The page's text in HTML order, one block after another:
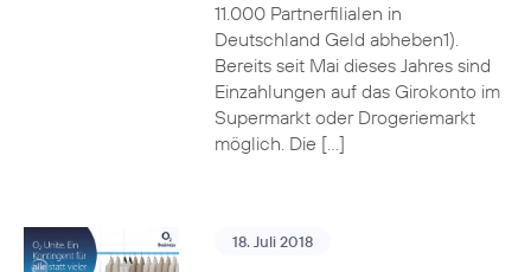
11.000 Partnerfilialen in
Deutschland Geld abheben1).
Bereits seit Mai dieses Jahres sind
Einzahlungen auf das Girokonto im
Supermarkt oder Drogeriemarkt
möglich. Die […]
18. Juli 2018